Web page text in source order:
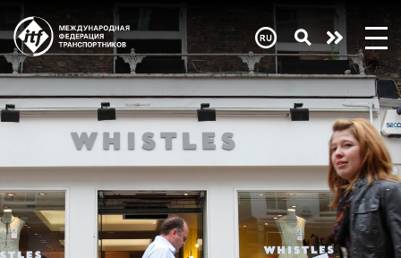
Skip
main
content Need
help
now?